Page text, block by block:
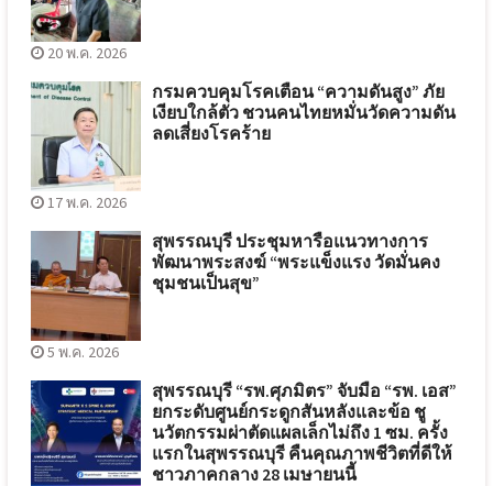
20 พ.ค. 2026
กรมควบคุมโรคเตือน “ความดันสูง” ภัย
เงียบใกล้ตัว ชวนคนไทยหมั่นวัดความดัน
ลดเสี่ยงโรคร้าย
17 พ.ค. 2026
สุพรรณบุรี ประชุมหารือแนวทางการ
พัฒนาพระสงฆ์ “พระแข็งแรง วัดมั่นคง
ชุมชนเป็นสุข”
5 พ.ค. 2026
สุพรรณบุรี “รพ.ศุภมิตร” จับมือ “รพ. เอส”
ยกระดับศูนย์กระดูกสันหลังและข้อ ชู
นวัตกรรมผ่าตัดแผลเล็กไม่ถึง 1 ซม. ครั้ง
แรกในสุพรรณบุรี คืนคุณภาพชีวิตที่ดีให้
ชาวภาคกลาง 28 เมษายนนี้